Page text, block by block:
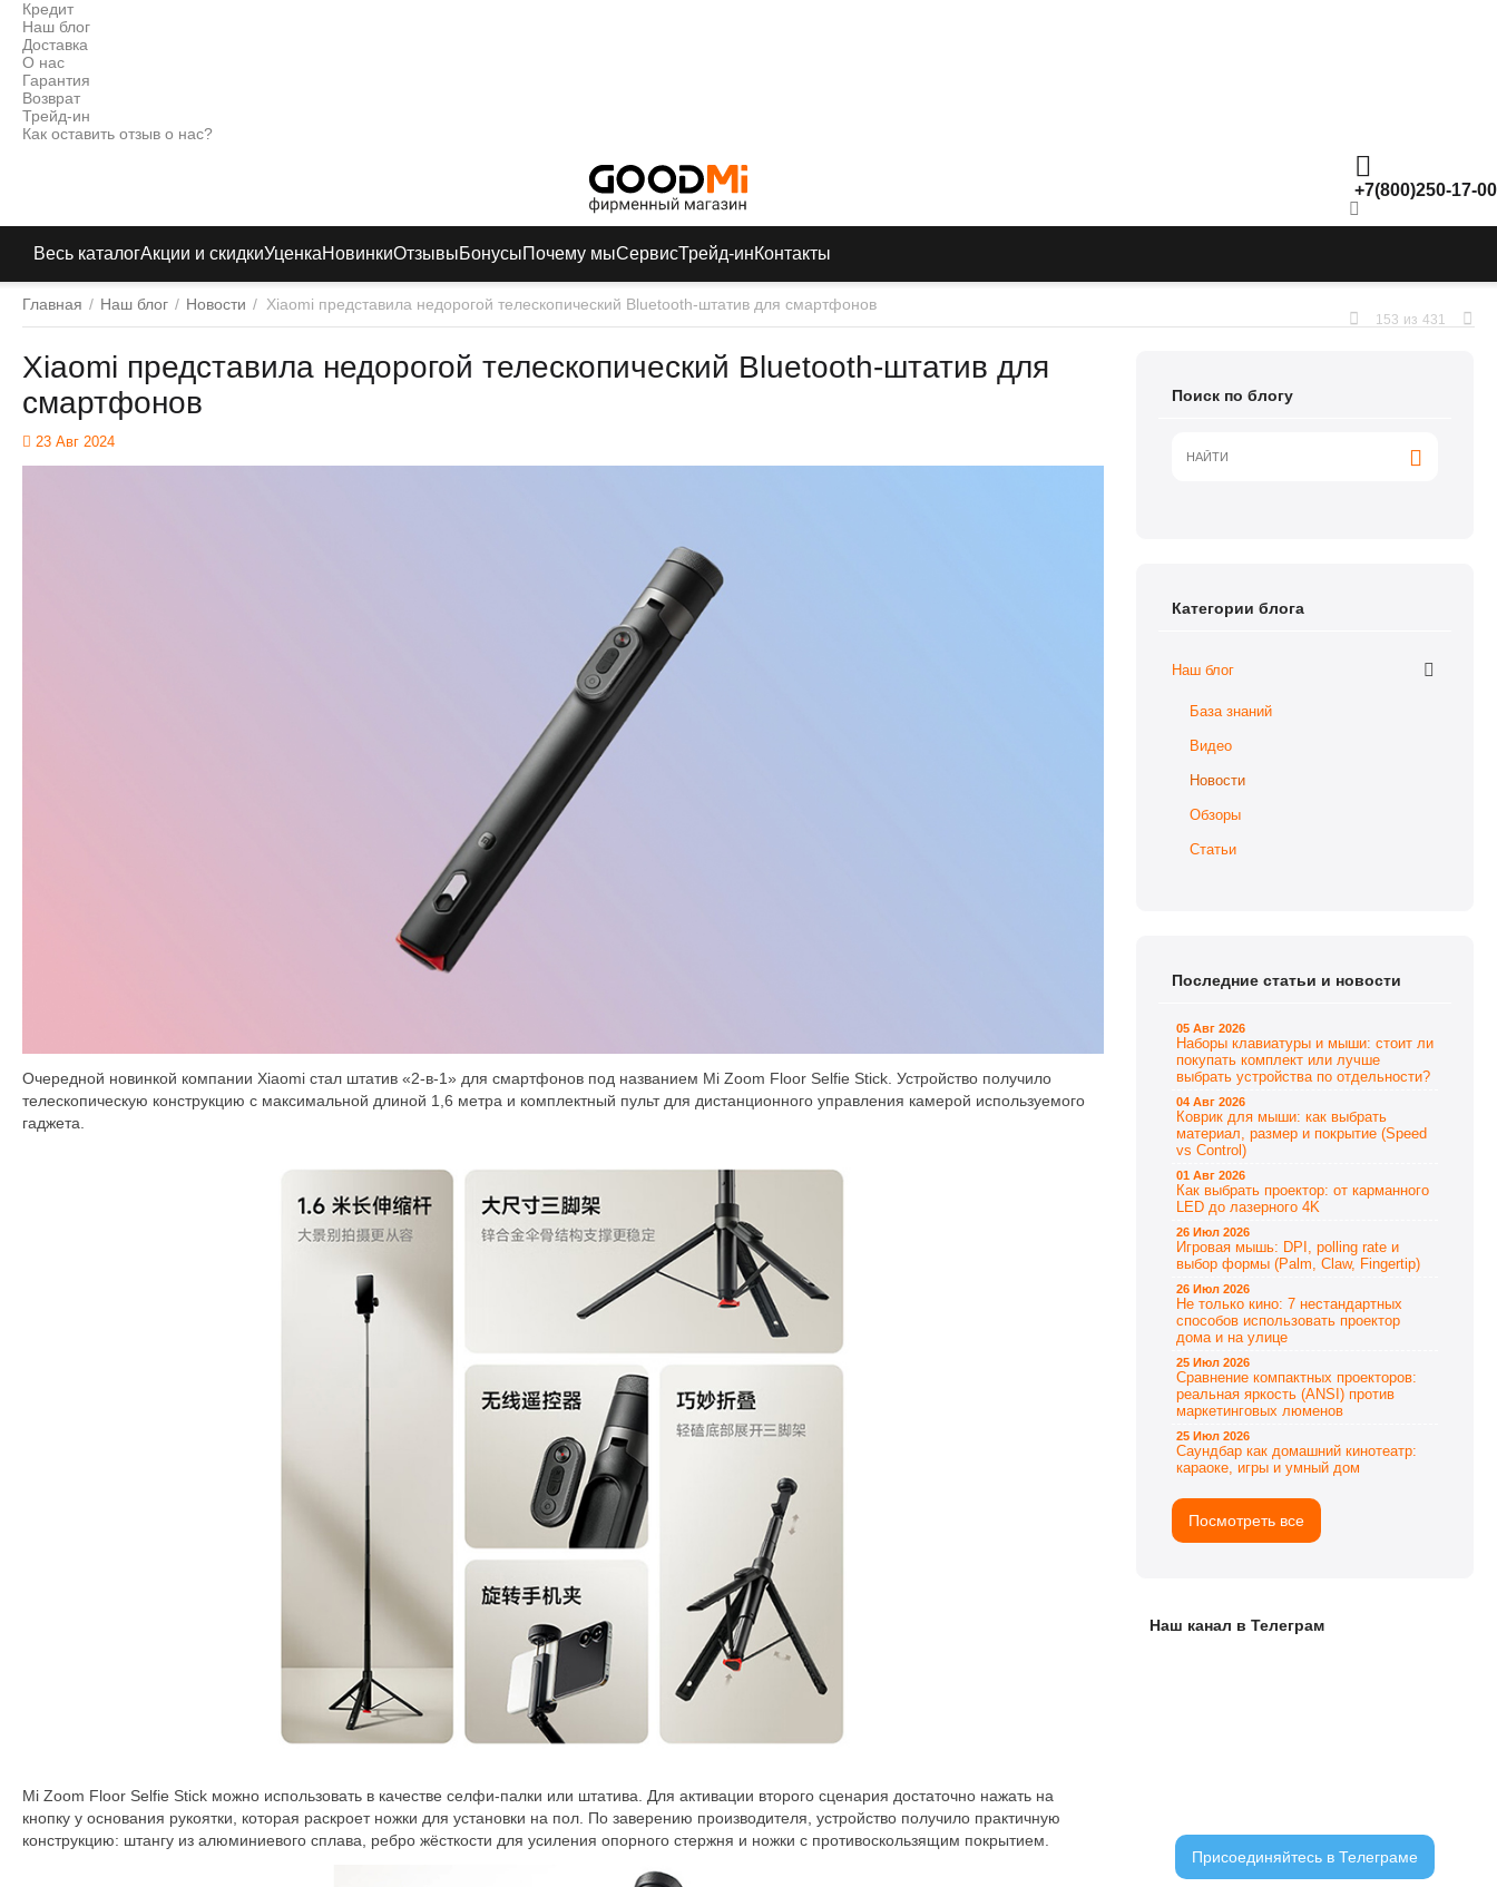
Кредит
Наш блог
Доставка
О нас
Гарантия
Возврат
Трейд-ин
Как оставить отзыв о нас?
+7(800)250-17-00
Весь каталогАкции и скидкиУценкаНовинкиОтзывыБонусыПочему мыСервисТрейд-инКонтакты
Главная / Наш блог / Новости / Xiaomi представила недорогой телескопический Bluetooth-штатив для смартфонов
153 из 431
Xiaomi представила недорогой телескопический Bluetooth-штатив для
смартфонов
23 Авг 2024
Очередной новинкой компании Xiaomi стал штатив «2-в-1» для смартфонов под названием Mi Zoom Floor Selfie Stick. Устройство получило
телескопическую конструкцию с максимальной длиной 1,6 метра и комплектный пульт для дистанционного управления камерой используемого
гаджета.
Mi Zoom Floor Selfie Stick можно использовать в качестве селфи-палки или штатива. Для активации второго сценария достаточно нажать на
кнопку у основания рукоятки, которая раскроет ножки для установки на пол. По заверению производителя, устройство получило практичную
конструкцию: штангу из алюминиевого сплава, ребро жёсткости для усиления опорного стержня и ножки с противоскользящим покрытием.
Поиск по блогу
Категории блога
Наш блог
База знаний
Видео
Новости
Обзоры
Статьи
Последние статьи и новости
05 Авг 2026
Наборы клавиатуры и мыши: стоит ли
покупать комплект или лучше
выбрать устройства по отдельности?
04 Авг 2026
Коврик для мыши: как выбрать
материал, размер и покрытие (Speed
vs Control)
01 Авг 2026
Как выбрать проектор: от карманного
LED до лазерного 4K
26 Июл 2026
Игровая мышь: DPI, polling rate и
выбор формы (Palm, Claw, Fingertip)
26 Июл 2026
Не только кино: 7 нестандартных
способов использовать проектор
дома и на улице
25 Июл 2026
Сравнение компактных проекторов:
реальная яркость (ANSI) против
маркетинговых люменов
25 Июл 2026
Саундбар как домашний кинотеатр:
караоке, игры и умный дом
Посмотреть все
Наш канал в Телеграм
Присоединяйтесь в Телеграме